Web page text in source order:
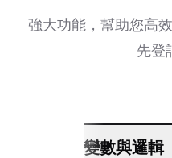
強大功能，幫助您高
先登
變數與邏輯